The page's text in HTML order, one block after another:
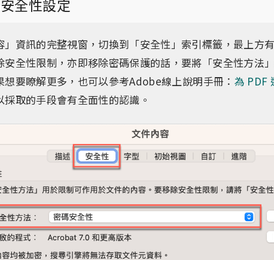
全性設定
」資訊的完整視窗，切換到「安全性」索引標籤，最上方
安全性限制，亦即移除密碼保護的話，要將「安全性方法
想要瞭解更多，也可以參考Adobe線上說明手冊： 為 PDF
取的手段會有全面性的認識。